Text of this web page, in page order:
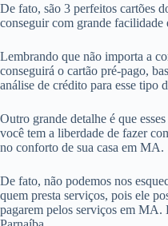
De fato, são 3 perfeitos cartões
conseguir com grande facilidade
Lembrando que não importa a
conseguirá o cartão pré-pago,
análise de crédito para esse tipo
Outro grande detalhe é que
você tem a liberdade de fazer
no conforto de sua casa em MA.
De fato, não podemos nos
quem presta serviços, pois ele
pagarem pelos serviços em MA.